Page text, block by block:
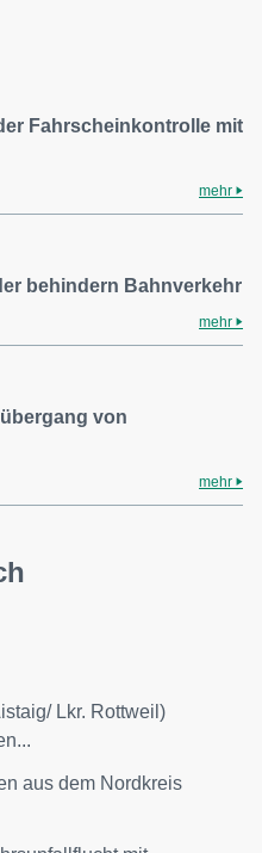
Fahrscheinkontrolle mit
mehr
behindern Bahnverkehr
mehr
von
mehr
Lkr. Rottweil)
aus dem Nordkreis